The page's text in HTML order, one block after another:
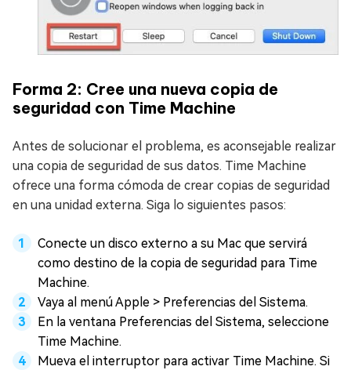
Forma 2: Cree una nueva copia de
seguridad con Time Machine
Antes de solucionar el problema, es aconsejable realizar
una copia de seguridad de sus datos. Time Machine
ofrece una forma cómoda de crear copias de seguridad
en una unidad externa. Siga lo siguientes pasos:
Conecte un disco externo a su Mac que servirá
como destino de la copia de seguridad para Time
Machine.
Vaya al menú Apple > Preferencias del Sistema.
En la ventana Preferencias del Sistema, seleccione
Time Machine.
Mueva el interruptor para activar Time Machine. Si